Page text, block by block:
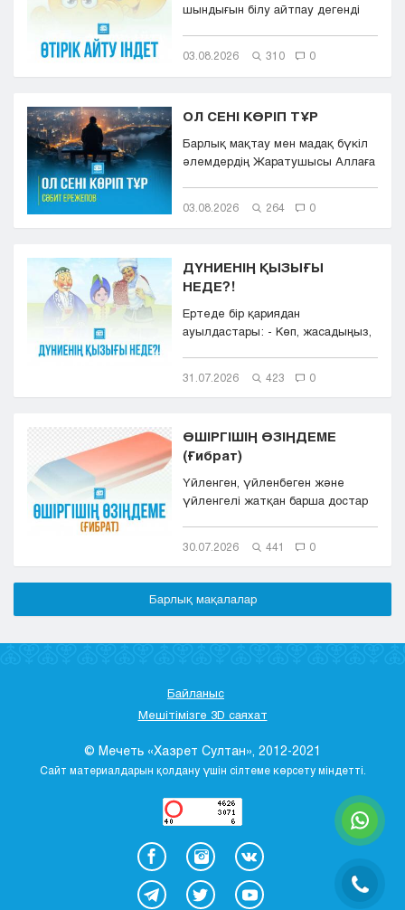
шындығын білу айтпау дегенді
03.08.2026 310 0
ОЛ СЕНІ КӨРІП ТҰР
Барлық мақтау мен мадақ бүкіл
әлемдердің Жаратушысы Аллаға
03.08.2026 264 0
ДҮНИЕНІҢ ҚЫЗЫҒЫ
НЕДЕ?!
Ертеде бір қариядан
ауылдастары: - Көп, жасадыңыз,
31.07.2026 423 0
ӨШІРГІШІҢ ӨЗІҢДЕМЕ
(Ғибрат)
Үйленген, үйленбеген жəне
үйленгелі жатқан барша достар
30.07.2026 441 0
Барлық мақалалар
Байланыс
Мешітімізге 3D саяхат
© Мечеть «Хазрет Султан», 2012-2021
Сайт материалдарын қолдану үшін сілтеме көрсету міндетті.